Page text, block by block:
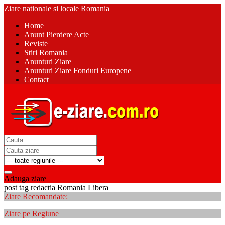
Ziare nationale si locale Romania
Home
Anunt Pierdere Acte
Reviste
Stiri Romania
Anunturi Ziare
Anunturi Ziare Fonduri Europene
Contact
Adauga ziare
post tag redactia Romania Libera
Ziare Recomandate:
Ziare pe Regiune